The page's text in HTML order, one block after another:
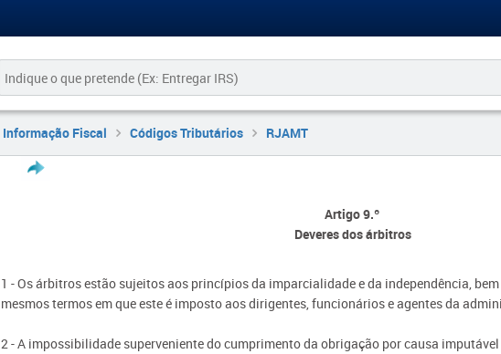
Informação Fiscal Códigos Tributários RJAMT
Artigo 9.º
Deveres dos árbitros
1 - Os árbitros estão sujeitos aos princípios da imparcialidade e da independência,
mesmos termos em que este é imposto aos dirigentes, funcionários e agentes da
2 - A impossibilidade superveniente do cumprimento da obrigação por causa